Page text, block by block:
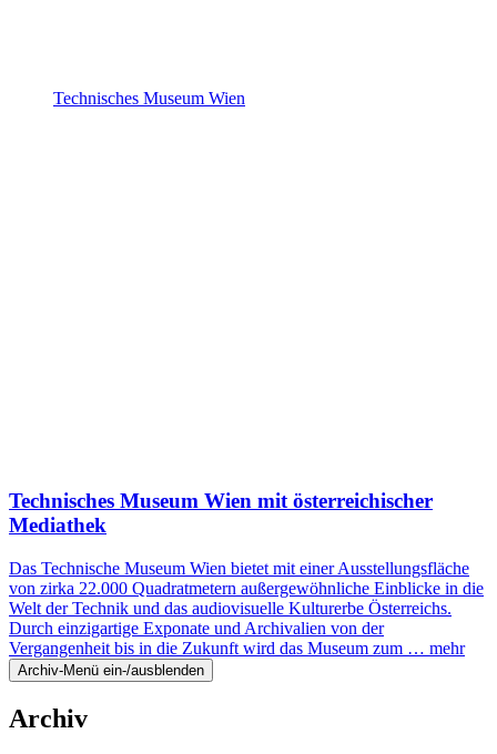
Technisches Museum Wien
Technisches Museum Wien mit österreichischer
Mediathek
Das Technische Museum Wien bietet mit einer Ausstellungsfläche
von zirka 22.000 Quadratmetern außergewöhnliche Einblicke in die
Welt der Technik und das audiovisuelle Kulturerbe Österreichs.
Durch einzigartige Exponate und Archivalien von der
Vergangenheit bis in die Zukunft wird das Museum zum … mehr
Archiv-Menü ein-/ausblenden
Archiv